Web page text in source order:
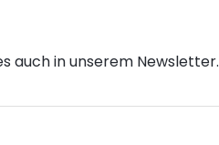
auch in unserem Newsletter.